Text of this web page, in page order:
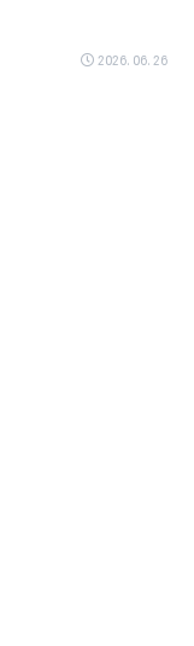
2026.06.26